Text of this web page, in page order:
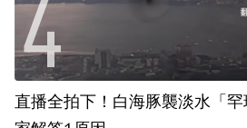
直播全拍下！白海豚襲淡水「